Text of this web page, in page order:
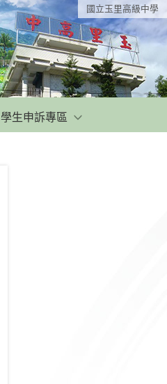
國立玉里高級中學
學生申訴專區